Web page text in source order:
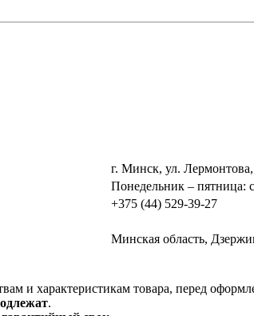
г. Минск, ул.
Понедельник – пятница:
+375 (44) 529-39-27
Минская область,
и характеристикам товара, перед
.